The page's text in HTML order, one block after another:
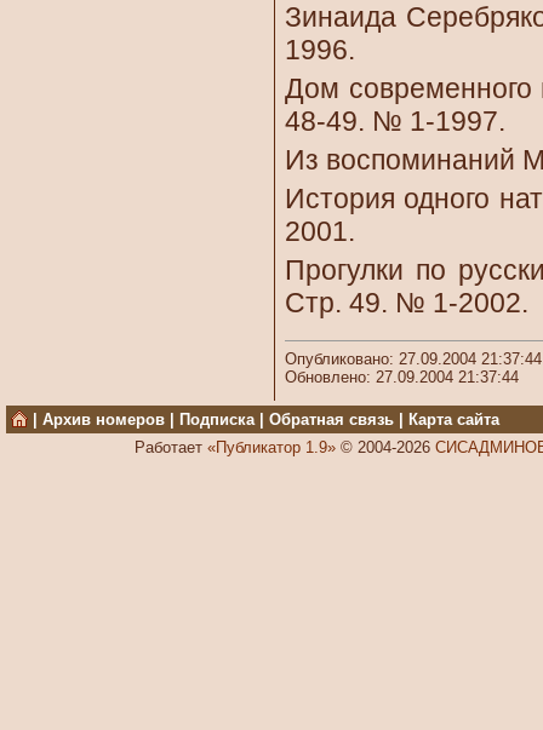
Зинаида
1996.
Дом современного
48-49. № 1-1997.
Из воспоминаний
История одного
2001.
Прогулки по
Стр. 49. № 1-2002.
Опубликовано: 27.09.2004 21:37:44
Обновлено: 27.09.2004 21:37:44
Архив номеров Подписка| Обратная связь
Карта сайта
Работает «Публикатор 1.9»© 2004-2026